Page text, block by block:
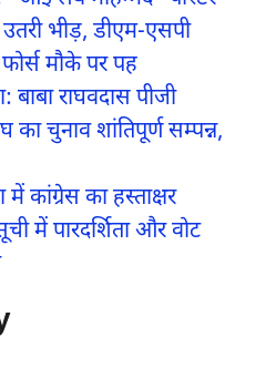
भीड़, डीएम-एसपी
मौके पर पह
बाबा राघवदास पीजी
चुनाव शांतिपूर्ण सम्पन्न,
में कांग्रेस का हस्ताक्षर
में पारदर्शिता और वोट